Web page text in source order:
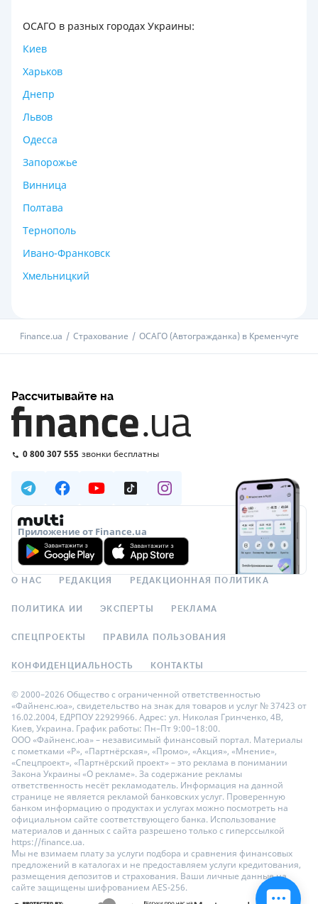
ОСАГО в разных городах Украины:
Киев
Харьков
Днепр
Львов
Одесса
Запорожье
Винница
Полтава
Тернополь
Ивано-Франковск
Хмельницкий
Finance.ua Страхование ОСАГО (Автогражданка) в Кременчуге
Рассчитывайте на
0 800 307 555 звонки бесплатны
Приложение от Finance.ua
О НАС РЕДАКЦИЯ РЕДАКЦИОННАЯ ПОЛИТИКА
ПОЛИТИКА ИИ ЭКСПЕРТЫ РЕКЛАМА
СПЕЦПРОЕКТЫ ПРАВИЛА ПОЛЬЗОВАНИЯ
КОНФИДЕНЦИАЛЬНОСТЬ КОНТАКТЫ
© 2000–2026 Общество с ограниченной ответственностью
«Файненс.юа», свидетельство на знак для товаров и услуг № 37423 от
16.02.2004, ЕДРПОУ 22929966. Адрес: ул. Николая Гринченко, 4В,
Киев, Украина. График работы: Пн–Пт 9:00–18:00.
ООО «Файненс.юа» – независимый финансовый портал. Материалы
с пометками «Р», «Партнёрская», «Промо», «Акция», «Мнение»,
«Спецпроект», «Партнёрский проект» – это реклама в понимании
Закона Украины «О рекламе». За содержание рекламы
ответственность несёт рекламодатель. Информация на данной
странице не является рекламой банковских услуг. Проверенную
банком информацию о продуктах и услугах можно посмотреть на
официальном сайте соответствующего банка. Использование
материалов и данных с сайта разрешено только с гиперссылкой
https://finance.ua.
Мы не взимаем плату за услуги подбора и сравнения финансовых
предложений в каталогах и не предоставляем услуги кредитования,
размещения депозитов и страхования. Ваши личные данные на
сайте защищены шифрованием AES-256.